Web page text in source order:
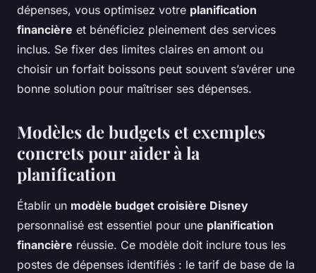
dépenses, vous optimisez votre planification
financière et bénéficiez pleinement des services
inclus. Se fixer des limites claires en amont ou
choisir un forfait boissons peut souvent s’avérer une
bonne solution pour maîtriser ses dépenses.
Modèles de budgets et exemples
concrets pour aider à la
planification
Établir un modèle budget croisière Disney
personnalisé est essentiel pour une planification
financière réussie. Ce modèle doit inclure tous les
postes de dépenses identifiés : le tarif de base de la